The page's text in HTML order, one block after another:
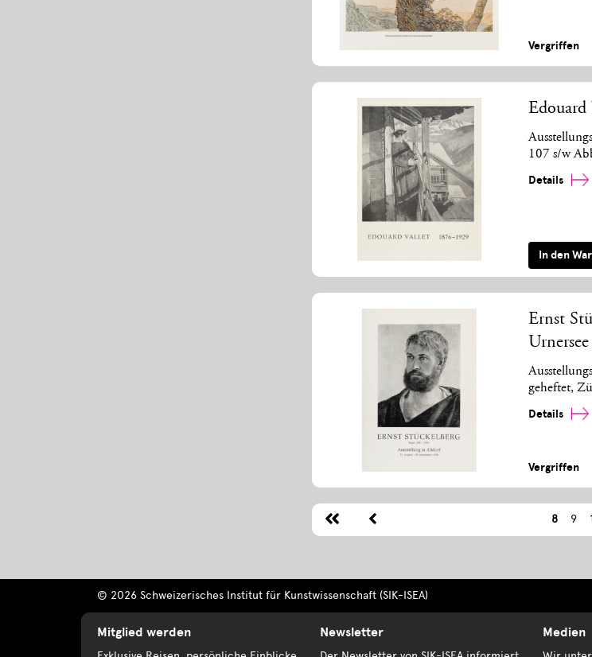
Vergriffen
107 s/w
Details
In den
Ernst
Urnersee
geheftet,
Details
Vergriffen
8 9
© 2026 Schweizerisches Institut für Kunstwissenschaft (SIK-ISEA)
Mitglied werden Newsletter Medien